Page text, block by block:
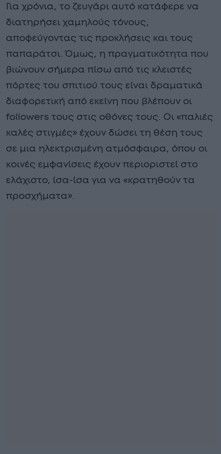
Για χρόνια, το ζευγάρι αυτό κατάφερε να
διατηρήσει χαμηλούς τόνους,
αποφεύγοντας τις προκλήσεις και τους
παπαράτσι. Όμως, η πραγματικότητα που
βιώνουν σήμερα πίσω από τις κλειστές
πόρτες του σπιτιού τους είναι δραματικά
διαφορετική από εκείνη που βλέπουν οι
followers τους στις οθόνες τους. Οι «παλιές
καλές στιγμές» έχουν δώσει τη θέση τους
σε μια ηλεκτρισμένη ατμόσφαιρα, όπου οι
κοινές εμφανίσεις έχουν περιοριστεί στο
ελάχιστο, ίσα-ίσα για να «κρατηθούν τα
προσχήματα».